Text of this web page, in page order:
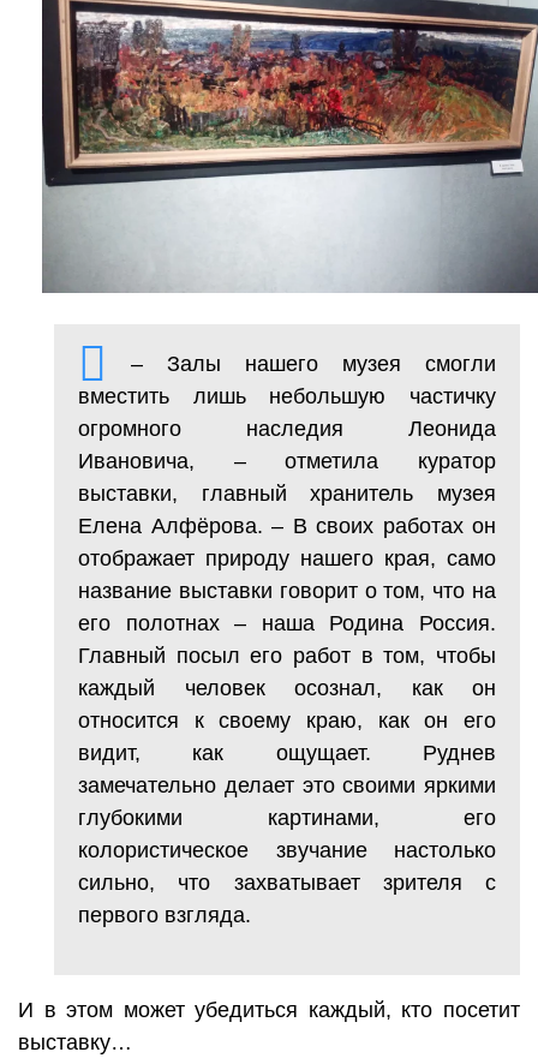
– Залы нашего музея смогли
вместить лишь небольшую частичку
огромного наследия Леонида
Ивановича, – отметила куратор
выставки, главный хранитель музея
Елена Алфёрова. – В своих работах он
отображает природу нашего края, само
название выставки говорит о том, что на
его полотнах – наша Родина Россия.
Главный посыл его работ в том, чтобы
каждый человек осознал, как он
относится к своему краю, как он его
видит, как ощущает. Руднев
замечательно делает это своими яркими
глубокими картинами, его
колористическое звучание настолько
сильно, что захватывает зрителя с
первого взгляда.
И в этом может убедиться каждый, кто посетит
выставку…